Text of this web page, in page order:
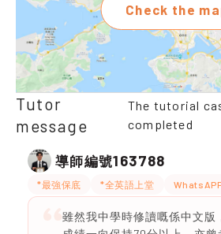
Check the
Tutor
message
The tutorial
completed
導師編號163788
*最強保底 *全英語上堂
雖然我中學時修讀嘅係中文版